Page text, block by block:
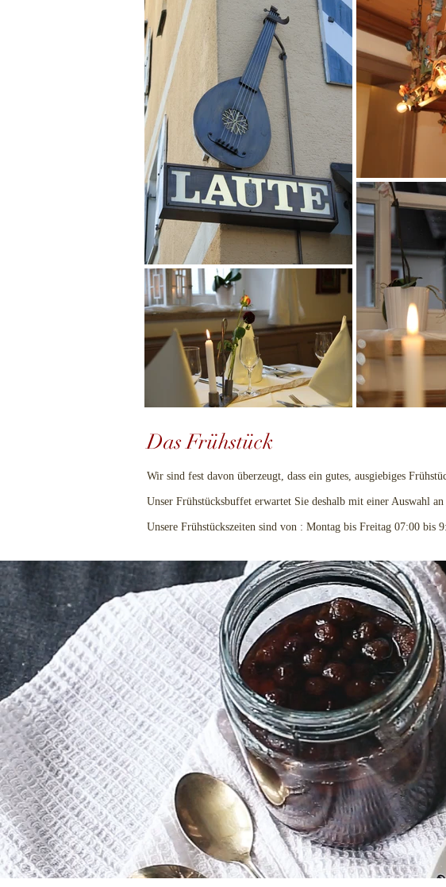
Das Frühstück
Wir sind fest davon überzeugt, dass ein gutes, ausgiebiges
Unser Frühstücksbuffet erwartet Sie deshalb mit einer Auswahl
Unsere Frühstückszeiten sind von : Montag bis Freitag 07:00 bis